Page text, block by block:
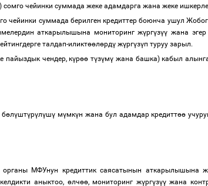
) сомго чейинки суммада жеке адамдарга жана жеке
чейинки суммада берилген кредиттер боюнча ушул
аткарылышына мониторинг жүргүзүү жана
талдап-иликтөөлөрдү жүргүзүп туруу зарыл.
пайыздык чендер, күрөө түзүмү жана башка) кабыл
бөлүштүрүлүшү мүмкүн жана бул адамдар кредиттөө
органы МФУнун кредиттик саясатынын аткарылышына
аныктоо, өлчөө, мониторинг жүргүзүүжана